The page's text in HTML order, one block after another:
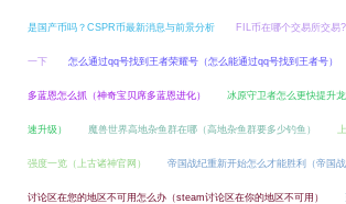
是国产币吗？CSPR币最新消息与前景分析 FIL币在哪个交易所交易
一下 怎么通过qq号找到王者荣耀号（怎么能通过qq号找到王者号）
多蓝恩怎么抓（神奇宝贝席多蓝恩进化） 冰原守卫者怎么更快提升
速升级） 魔兽世界高地杂鱼群在哪（高地杂鱼群要多少钓鱼）
强度一览（上古诸神官网） 帝国战纪重新开始怎么才能胜利（帝国战
讨论区在您的地区不可用怎么办（steam讨论区在你的地区不可用）